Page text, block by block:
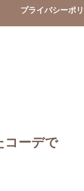
プライバシーポ
コーデで